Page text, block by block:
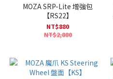
MOZA SRP-Lite 增強包
【RS22】
NT$880
NT$2,880